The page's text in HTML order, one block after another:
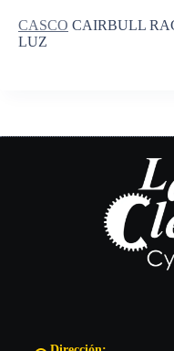
CASCO CAIRBULL
LUZ